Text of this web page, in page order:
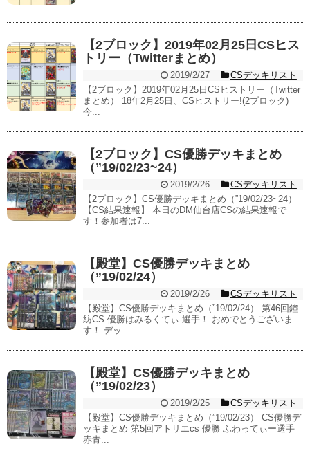
【2ブロック】2019年02月25日CSヒス
トリー（Twitterまとめ）
2019/2/27
CSデッキリスト
【2ブロック】2019年02月25日CSヒストリー（Twitter
まとめ） 18年2月25日、CSヒストリー!(2ブロック)
今...
【2ブロック】CS優勝デッキまとめ
（”19/02/23~24）
2019/2/26
CSデッキリスト
【2ブロック】CS優勝デッキまとめ（”19/02/23~24）
【CS結果速報】 本日のDM仙台店CSの結果速報で
す！参加者は7...
【殿堂】CS優勝デッキまとめ
（”19/02/24）
2019/2/26
CSデッキリスト
【殿堂】CS優勝デッキまとめ（”19/02/24） 第46回鐘
紡CS 優勝はみるくてぃ-選手！ おめでとうございま
す！ デッ...
【殿堂】CS優勝デッキまとめ
（”19/02/23）
2019/2/25
CSデッキリスト
【殿堂】CS優勝デッキまとめ（”19/02/23） CS優勝デ
ッキまとめ 第5回アトリエcs 優勝 ふわってぃー選手
赤青...